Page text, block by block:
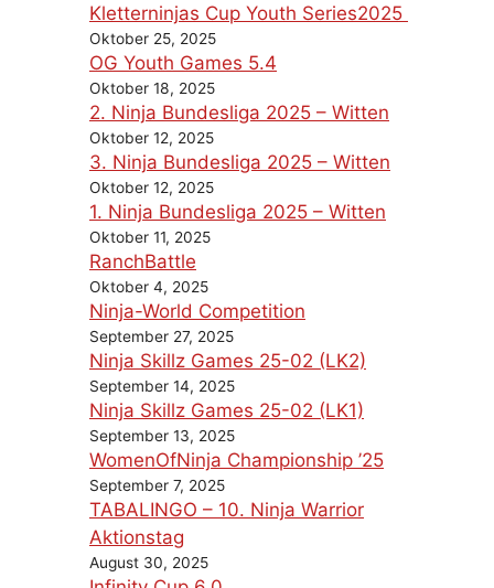
Kletterninjas Cup Youth Series2025
Oktober 25, 2025
OG Youth Games 5.4
Oktober 18, 2025
2. Ninja Bundesliga 2025 – Witten
Oktober 12, 2025
3. Ninja Bundesliga 2025 – Witten
Oktober 12, 2025
1. Ninja Bundesliga 2025 – Witten
Oktober 11, 2025
RanchBattle
Oktober 4, 2025
Ninja-World Competition
September 27, 2025
Ninja Skillz Games 25-02 (LK2)
September 14, 2025
Ninja Skillz Games 25-02 (LK1)
September 13, 2025
WomenOfNinja Championship ’25
September 7, 2025
TABALINGO – 10. Ninja Warrior
Aktionstag
August 30, 2025